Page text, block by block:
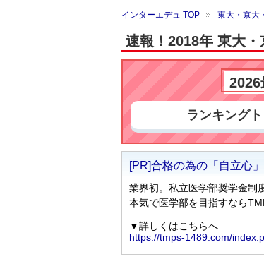
インターエデュ TOP 東大・京大
速報！2018年 東大
2026
ランキング